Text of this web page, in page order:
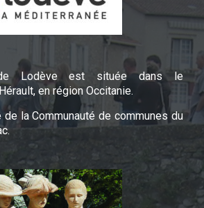
Lodève est située dans le
en région Occitanie.
la Communauté de communes du